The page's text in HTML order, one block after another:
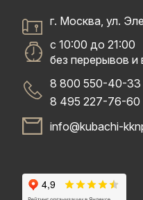
г. Москва, ул.
с 10:00 до 21:00
без перерывов
8 800 550-40-33
8 495 227-76-60
info@kubachi-